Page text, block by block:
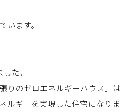
います。
た、
りのゼロエネルギーハウス」は
ルギーを実現した住宅になりま